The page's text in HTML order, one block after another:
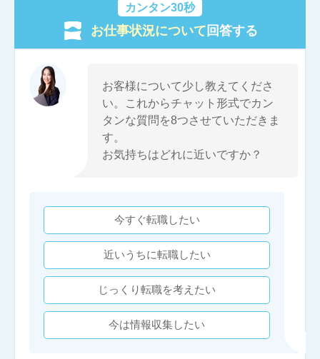
カンタン30秒
お仕事状況について回答する
お客様について少し教えてくださ
い。これからチャット形式でカン
タンな質問を8つさせていただきま
す。
お気持ちはどれに近いですか？
今すぐ転職したい
近いうちに転職したい
じっくり転職を考えたい
今は情報収集したい